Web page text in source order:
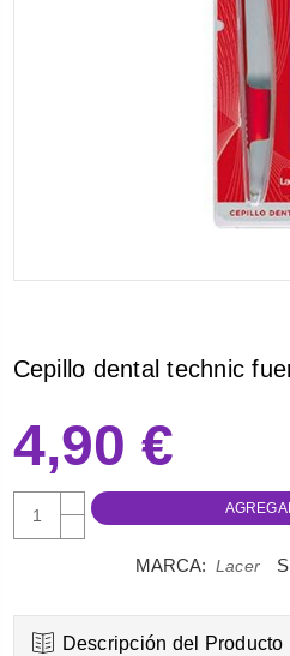
Cepillo dental technic
4,90 €
AUMENTAR
CANTIDAD:
DISMINUIR
MARCA: Lacer
Descripción del Producto